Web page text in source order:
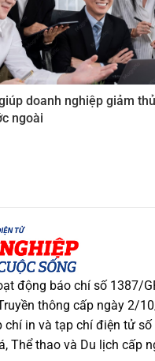
doanh nghiệp giảm
ngoài
động báo chí số 1387/
thông cấp ngày 2/
chí in và tạp chí điện tử số
Thể thao và Du lịch cấp